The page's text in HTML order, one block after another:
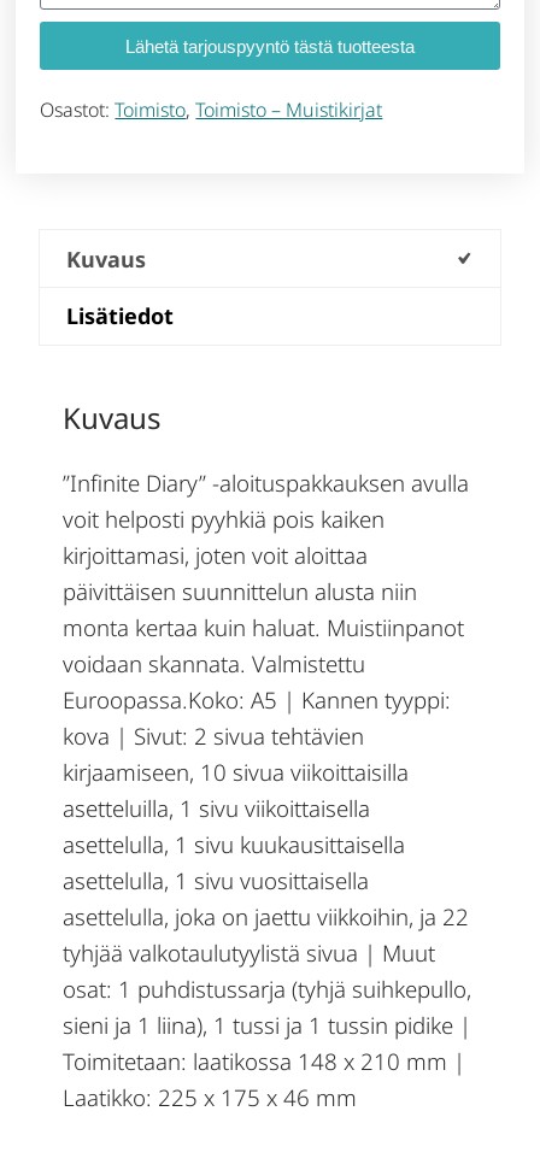
Lähetä tarjouspyyntö tästä tuotteesta
Osastot:Toimisto,Toimisto – Muistikirjat
Kuvaus
Lisätiedot
Kuvaus
”Infinite Diary” -aloituspakkauksen avulla
voit helposti pyyhkiä pois kaiken
kirjoittamasi, joten voit aloittaa
päivittäisen suunnittelun alusta niin
monta kertaa kuin haluat. Muistiinpanot
voidaan skannata. Valmistettu
Euroopassa.Koko: A5 | Kannen tyyppi:
kova | Sivut: 2 sivua tehtävien
kirjaamiseen, 10 sivua viikoittaisilla
asetteluilla, 1 sivu viikoittaisella
asettelulla, 1 sivu kuukausittaisella
asettelulla, 1 sivu vuosittaisella
asettelulla, joka on jaettu viikkoihin, ja 22
tyhjää valkotaulutyylistä sivua | Muut
osat: 1 puhdistussarja (tyhjä suihkepullo,
sieni ja 1 liina), 1 tussi ja 1 tussin pidike |
Toimitetaan: laatikossa 148 x 210 mm |
Laatikko: 225 x 175 x 46 mm